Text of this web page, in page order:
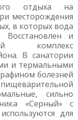
отдыха на
месторождения
в которых вода
Восстановлен и
комплекс
В санатории
и термальными
болезней
сильно
«Серный» с
для